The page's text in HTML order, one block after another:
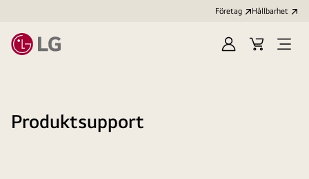
Företag Hållbarhet
LoggaKundvagn
Produktsupport